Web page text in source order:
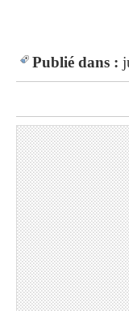
Publié dans :